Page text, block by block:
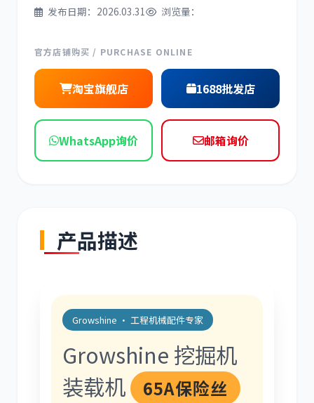
现代
道依茨
发布日期：2026.03.31 浏览量：
官方店铺购买 / PURCHASE ONLINE
淘宝旗舰店 1688批发店
WhatsApp询价 邮箱询价
产品描述
Growshine · 工程机械配件专家
Growshine 挖掘机
装载机
65A保险丝